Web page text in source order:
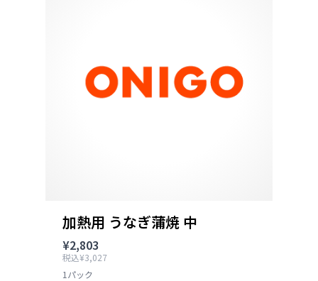
加熱用 うなぎ蒲焼 中
¥2,803
税込¥3,027
1パック